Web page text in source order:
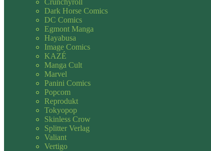
Crunchyroll
Dark Horse Comics
DC Comics
Egmont Manga
Hayabusa
Image Comics
KAZÉ
Manga Cult
Marvel
Panini Comics
Popcom
Reprodukt
Tokyopop
Skinless Crow
Splitter Verlag
Valiant
Vertigo